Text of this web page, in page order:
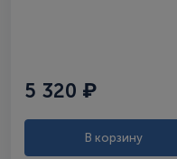
5 320 ₽
В корзину